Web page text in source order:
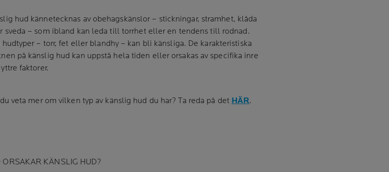
hud kännetecknas av obehagskänslor – stickningar, stramhet, klåda
sveda – som ibland kan leda till torrhet eller en tendens till rodnad.
– torr, fet eller blandhy – kan bli känsliga. De karakteristiska
på känslig hud kan uppstå hela tiden eller orsakas av specifika inre
faktorer.
veta mer om vilken typ av känslig hud du har? Ta reda på det HÄR.
ORSAKAR KÄNSLIG HUD?